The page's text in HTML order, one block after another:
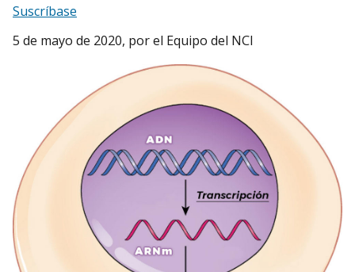
Suscríbase
5 de mayo de 2020, por el Equipo del NCI